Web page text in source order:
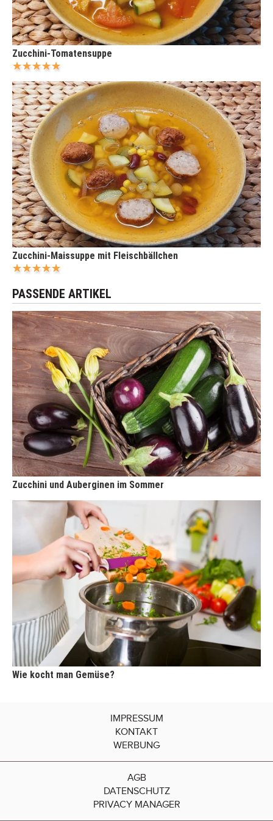
Zucchini-Tomatensuppe
Zucchini-Maissuppe mit Fleischbällchen
PASSENDE ARTIKEL
Zucchini und Auberginen im Sommer
Wie kocht man Gemüse?
IMPRESSUM
KONTAKT
WERBUNG
AGB
DATENSCHUTZ
PRIVACY MANAGER